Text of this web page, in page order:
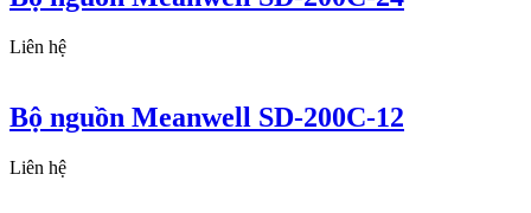
Liên hệ
Bộ nguồn Meanwell SD-200C-12
Liên hệ